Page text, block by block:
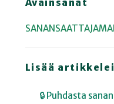
Lisää
🔒 Puhdasta